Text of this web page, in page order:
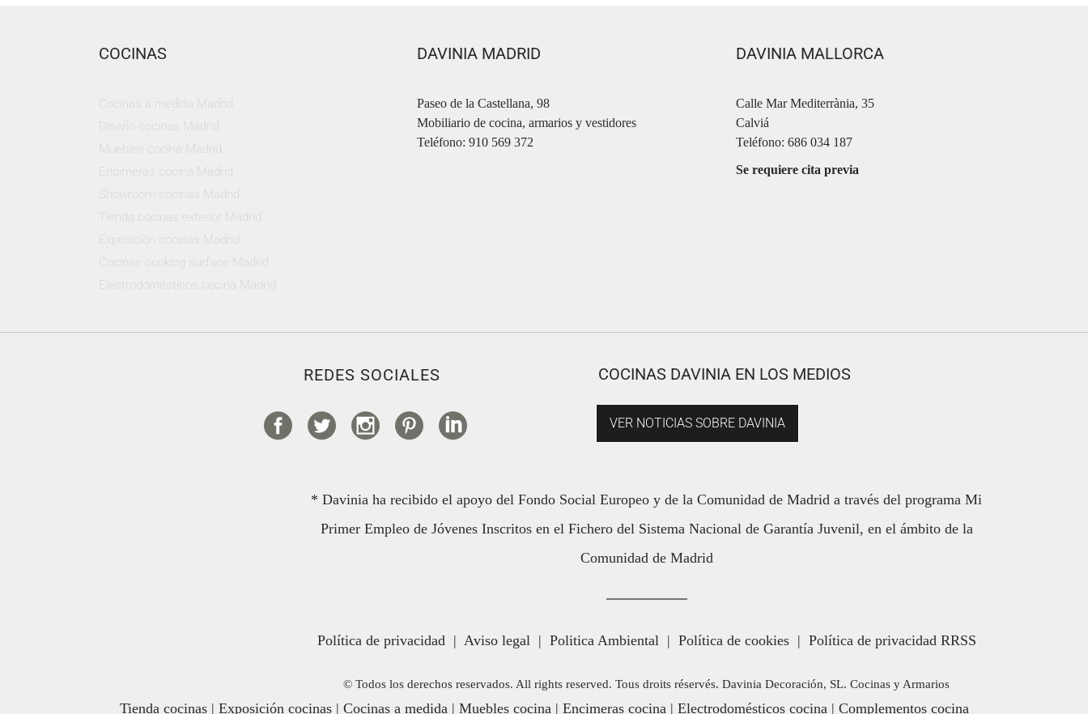
COCINAS DAVINIA MADRID
Paseo de la Castellana, 98
Mobiliario de cocina, armarios y vestidores
Teléfono: 910 569 372
DAVINIA MALLORCA
Calle Mar Mediterrània, 35
Calviá
Teléfono: 686 034 187
Se requiere cita previa
REDES SOCIALES COCINAS DAVINIA EN LOS MEDIOS
VER NOTICIAS SOBRE DAVINIA
* Davinia ha recibido el apoyo del Fondo Social Europeo y de la Comunidad de Madrid a través del programa Mi
Primer Empleo de Jóvenes Inscritos en el Fichero del Sistema Nacional de Garantía Juvenil, en el ámbito de la
Comunidad de Madrid
Política de privacidad| Aviso legal| Politica Ambiental| Política de cookies| Política de privacidad RRSS
© Todos los derechos reservados. All rights reserved. Tous droits réservés. Davinia Decoración, SL. Cocinas y Armarios
Tienda cocinas| Exposición cocinas| Cocinas a medida| Muebles cocina| Encimeras cocina| Electrodomésticos cocina| Complementos cocina